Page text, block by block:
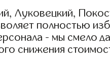
Луковецкий,
полностью
- мы смело
снижения